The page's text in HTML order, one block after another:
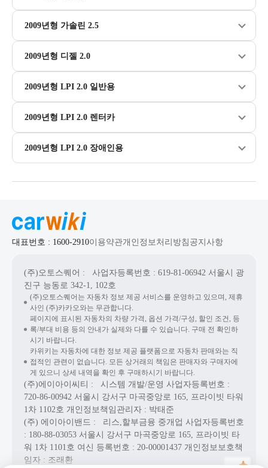
2009년형 가솔린 2.5
2009년형 디젤 2.0
2009년형 LPI 2.0 일반용
2009년형 LPI 2.0 렌터카
2009년형 LPI 2.0 장애인용
대표번호 : 1600-2910이용약관개인정보처리방침 공지사항
(주)오토스퀘어 : 사업자등록번호 : 619-81-06942 서울시 광
진구 능동로 342-1, 102호
(주)오토스퀘어는 자동차 정보 제공 서비스를 운영하고 있으며, 제휴
사인 (주)카카오와는 무관합니다.
페이지에 표시된 자동차의 차량 가격, 옵션 가격/구성, 할인 조건, 등
록/부대 비용 등의 안내가 실제와 다를 수 있습니다. 구매 전 확인하
시기 바랍니다.
카위키는 자동차에 대한 정보 제공 플랫폼으로 자동차 판매와는 직
접적인 관련이 없습니다. 모든 상거래의 책임은 판매자와 구매자에
게 있으니 상세 내역을 확인 후 구매하시기 바랍니다.
(주)에이아이씨티 : 시스템 개발/운영 사업자등록번호 :
720-86-00942 서울시 강서구 마곡중앙로 165, 프라이빗 타워
1차 1102호 개인정보책임관리자 : 박태준
(주) 에이아이밴드 : 리스,할부금융 중개업 사업자등록번호
: 180-88-03053 서울시 강서구 마곡중앙로 165, 프라이빗 타
워 1차 1101호 여신 등록번호 : 20-00001437 개인정보보호책
임자 : 조래환